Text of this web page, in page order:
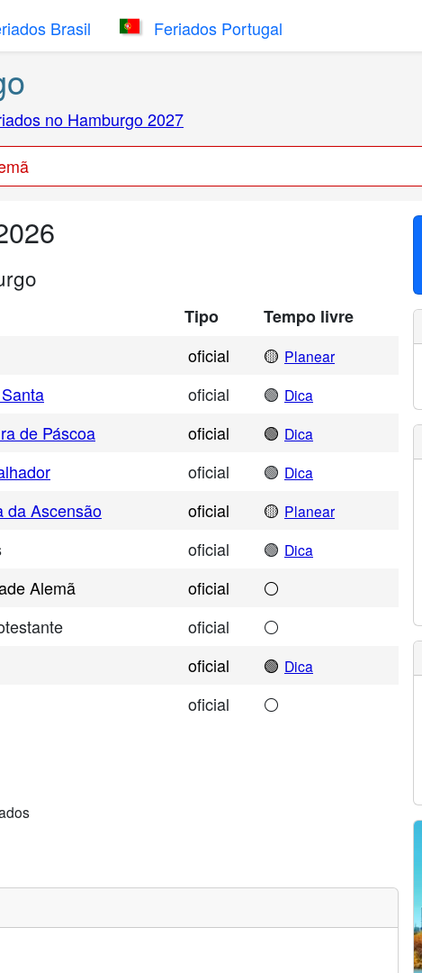
Brasil Feriados Portugal
no Hamburgo 2027
Tipo
Tempo livre
oficial 🟡 Planear
oficial 🟢 Dica
de Páscoa oficial 🟢 Dica
oficial 🟢 Dica
da Ascensão oficial 🟡 Planear
oficial 🟢 Dica
Alemã oficial
⚪
oficial
⚪
oficial 🟢 Dica
oficial ⚪